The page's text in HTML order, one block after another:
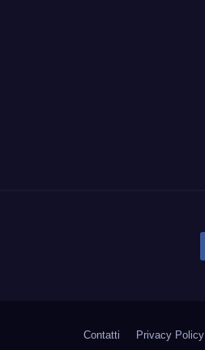
Contatti Privacy Policy